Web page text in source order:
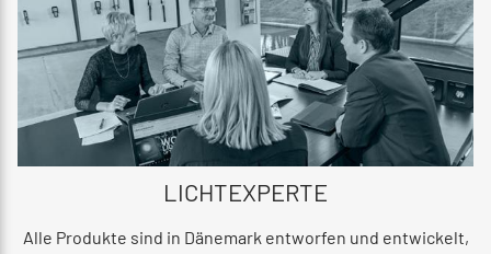
LICHTEXPERTE
Alle Produkte sind in Dänemark entworfen und entwickelt,